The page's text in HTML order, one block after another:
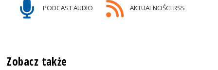
PODCAST AUDIO AKTUALNOŚCI RSS
Zobacz także